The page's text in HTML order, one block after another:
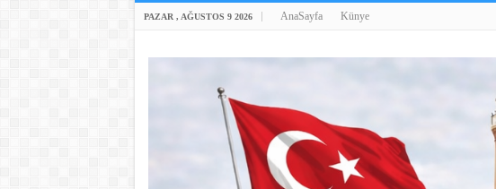
PAZAR , AĞUSTOS 9 2026 AnaSayfa Künye